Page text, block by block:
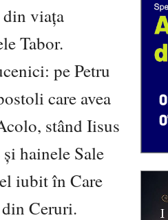
din viața
Tabor.
pe Petru
care avea
stând Iisus
hainele Sale
iubit în Care
Ceruri.